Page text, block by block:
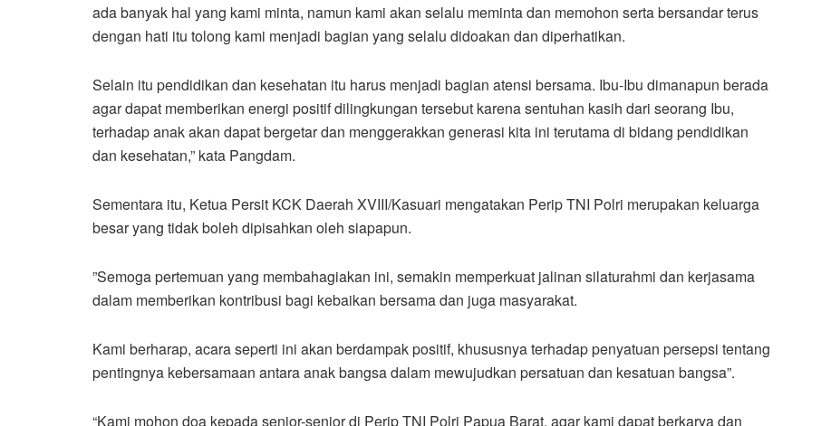
ada banyak hal yang kami minta, namun kami akan selalu meminta dan memohon serta bersandar terus
dengan hati itu tolong kami menjadi bagian yang selalu didoakan dan diperhatikan.
Selain itu pendidikan dan kesehatan itu harus menjadi bagian atensi bersama. Ibu-Ibu dimanapun berada
agar dapat memberikan energi positif dilingkungan tersebut karena sentuhan kasih dari seorang Ibu,
terhadap anak akan dapat bergetar dan menggerakkan generasi kita ini terutama di bidang pendidikan
dan kesehatan,” kata Pangdam.
Sementara itu, Ketua Persit KCK Daerah XVIII/Kasuari mengatakan Perip TNI Polri merupakan keluarga
besar yang tidak boleh dipisahkan oleh siapapun.
”Semoga pertemuan yang membahagiakan ini, semakin memperkuat jalinan silaturahmi dan kerjasama
dalam memberikan kontribusi bagi kebaikan bersama dan juga masyarakat.
Kami berharap, acara seperti ini akan berdampak positif, khususnya terhadap penyatuan persepsi tentang
pentingnya kebersamaan antara anak bangsa dalam mewujudkan persatuan dan kesatuan bangsa”.
“Kami mohon doa kepada senior-senior di Perip TNI Polri Papua Barat, agar kami dapat berkarya dan